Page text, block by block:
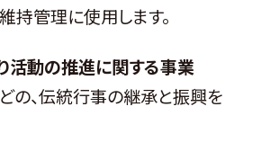
持管理に使用します。
活動の推進に関する事業
、伝統行事の継承と振興を